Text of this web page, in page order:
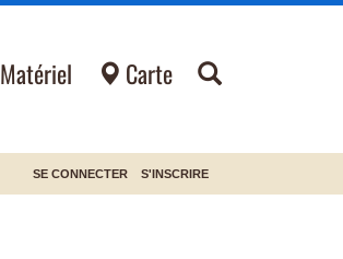
Matériel Carte
SE CONNECTER S'INSCRIRE